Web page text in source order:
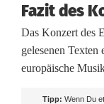
Fazit des
Das Konzert des
gelesenen
europäische
Tipp: Wenn Du